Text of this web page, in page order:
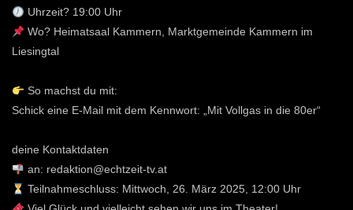
Uhrzeit? 19:00 Uhr
Wo? Heimatsaal Kammern, Marktgemeinde Kammern im
Liesingtal
So machst du mit:
Schick eine E-Mail mit dem Kennwort: „Mit Vollgas in die 80er“
deine Kontaktdaten
an: redaktion@echtzeit-tv.at
Teilnahmeschluss: Mittwoch, 26. März 2025, 12:00 Uhr